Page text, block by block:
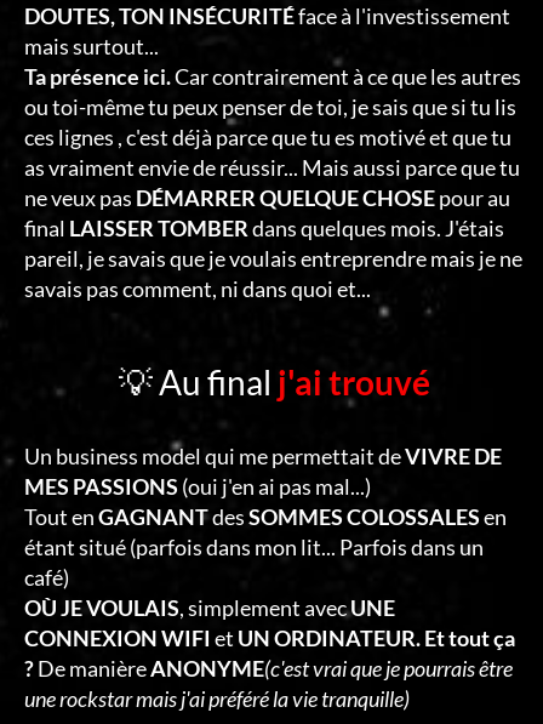
DOUTES, TON INSÉCURITÉface à l'investissement
mais surtout...
Ta présence ici.Car contrairement à ce que les autres
ou toi-même tu peux penser de toi, je sais que si tu lis
ces lignes , c'est déjà parce que tu es motivé et que tu
as vraiment envie de réussir... Mais aussi parce que tu
ne veux pas DÉMARRER QUELQUE CHOSEpour au
final LAISSER TOMBERdans quelques mois. J'étais
pareil, je savais que je voulais entreprendre mais je ne
savais pas comment, ni dans quoi et...
💡 Au final j'ai trouvé
Un business model qui me permettait deVIVRE DE
MES PASSIONS (oui j'en ai pas mal...)
Tout enGAGNANTdesSOMMES COLOSSALESen
étant situé (parfois dans mon lit... Parfois dans un
café)
OÙ JE VOULAIS, simplement avecUNE
CONNEXION WIFI et UN ORDINATEUR. Et tout ça
?De manièreANONYME(c'est vrai que je pourrais être
une rockstar mais j'ai préféré la vie tranquille)